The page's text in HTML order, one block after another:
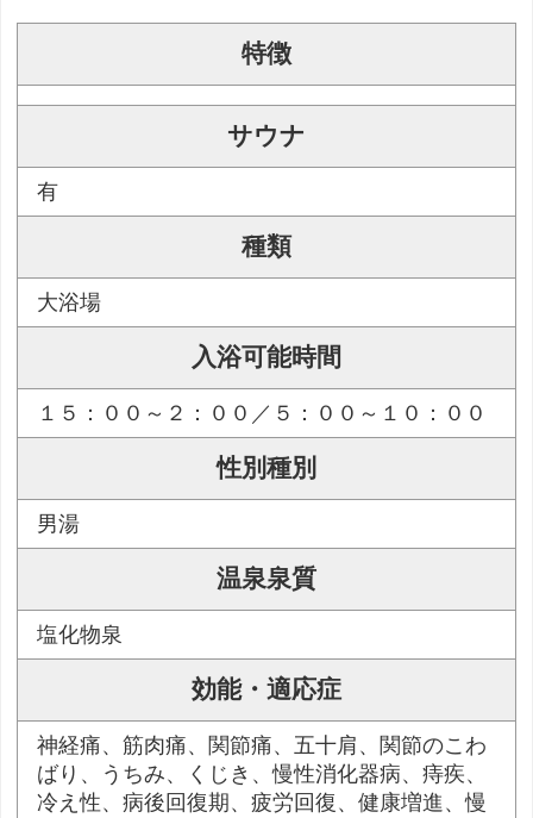
特徴
サウナ
有
種類
大浴場
入浴可能時間
１５：００～２：００／５：００～１０：００
性別種別
男湯
温泉泉質
塩化物泉
効能・適応症
神経痛、筋肉痛、関節痛、五十肩、関節のこわ
ばり、うちみ、くじき、慢性消化器病、痔疾、
冷え性、病後回復期、疲労回復、健康増進、慢